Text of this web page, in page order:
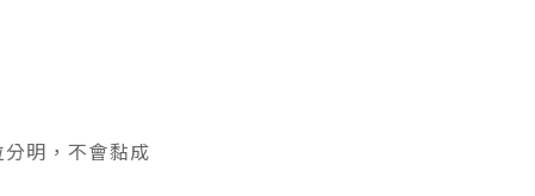
明，不會黏成